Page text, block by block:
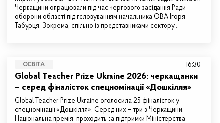
Черкащини опрацювали під час чергового засідання Ради
оборони області під головуванням начальника ОВА Ігоря
Табурця. Зокрема, спільно із представниками сектору…
ОСВІТА
Global Teacher Prize Ukraine 2026: черкащанки
– серед фіналісток спецномінації «Дошкілля»
Global Teacher Prize Ukraine оголосила 25 фіналісток у
спецномінації «Дошкілля». Серед них – три з Черкащини.
Національна премія проходить за підтримки Міністерства
16:30